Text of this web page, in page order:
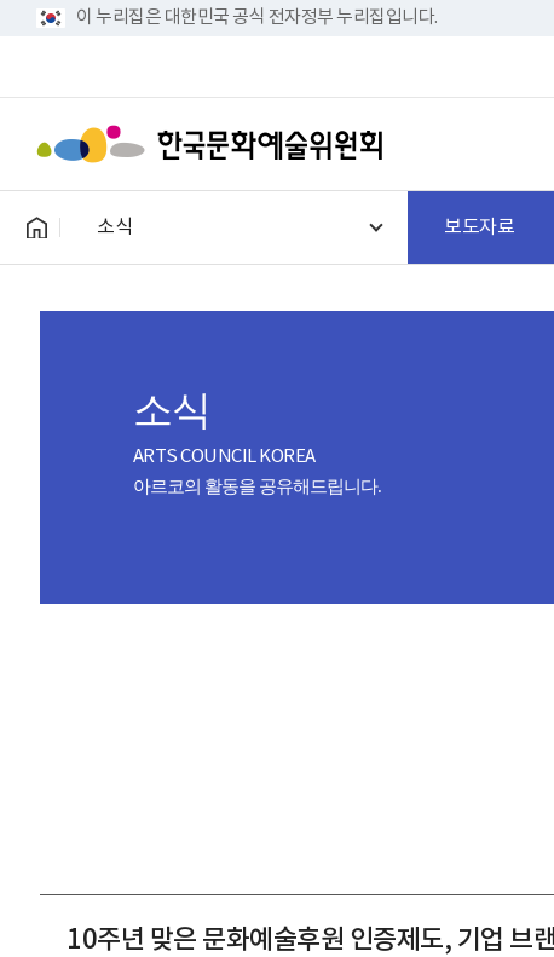
이 누리집은 대한민국 공식 전자정부 누리집입니다.
소식 보도자료
소식
ARTS COUNCIL KOREA
아르코의 활동을 공유해드립니다.
10주년 맞은 문화예술후원 인증제도, 기업 브